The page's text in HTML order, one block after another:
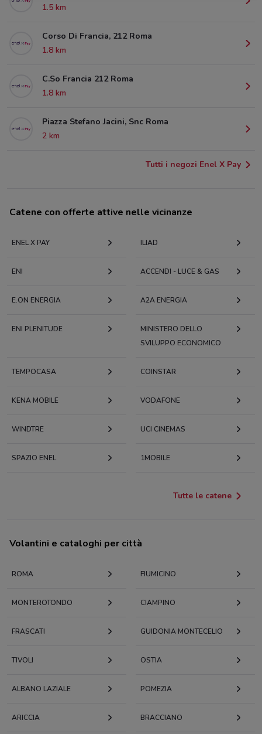
1.5 km
Corso Di Francia, 212 Roma
1.8 km
C.So Francia 212 Roma
1.8 km
Piazza Stefano Jacini, Snc Roma
2 km
Tutti i negozi Enel X Pay
Catene con offerte attive nelle vicinanze
ENEL X PAY ILIAD
ENI ACCENDI - LUCE & GAS
E.ON ENERGIA A2A ENERGIA
ENI PLENITUDE
MINISTERO DELLO
SVILUPPO ECONOMICO
TEMPOCASA COINSTAR
KENA MOBILE VODAFONE
WINDTRE UCI CINEMAS
SPAZIO ENEL 1MOBILE
Tutte le catene
Volantini e cataloghi per città
ROMA FIUMICINO
MONTEROTONDO CIAMPINO
FRASCATI GUIDONIA MONTECELIO
TIVOLI OSTIA
ALBANO LAZIALE POMEZIA
ARICCIA BRACCIANO